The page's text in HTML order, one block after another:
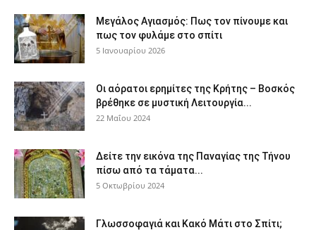
Μεγάλος Αγιασμός: Πως τον πίνουμε και
πως τον φυλάμε στο σπίτι
5 Ιανουαρίου 2026
Οι αόρατοι ερημίτες της Κρήτης – Βοσκός
βρέθηκε σε μυστική Λειτουργία...
22 Μαΐου 2024
Δείτε την εικόνα της Παναγίας της Τήνου
πίσω από τα τάματα...
5 Οκτωβρίου 2024
Γλωσσοφαγιά και Κακό Μάτι στο Σπίτι;